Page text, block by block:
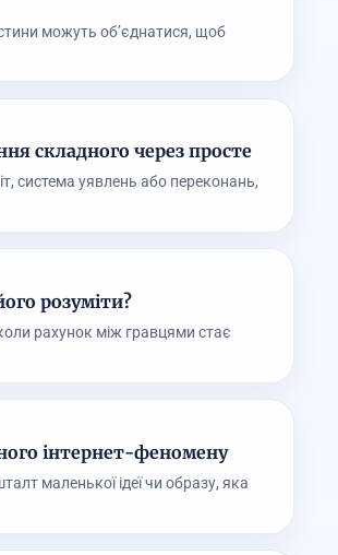
можуть об’єднатися, щоб
складного через просте
система уявлень або переконань,
розуміти?
рахунок між гравцями стає
інтернет-феномену
маленької ідеї чи образу, яка